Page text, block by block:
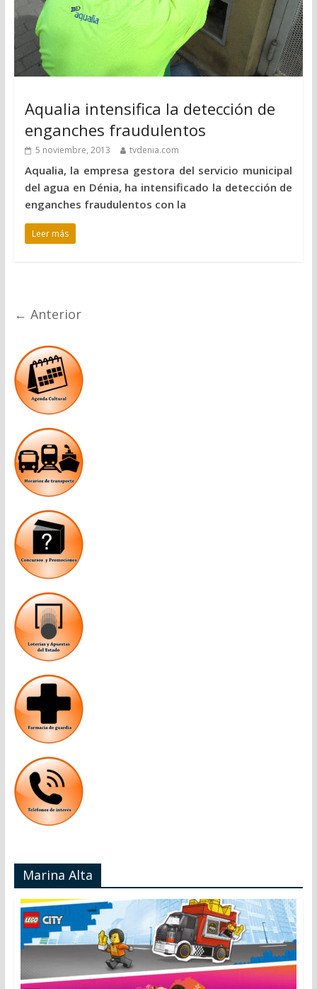
Aqualia intensifica la detección de
enganches fraudulentos
5 noviembre, 2013 tvdenia.com
Aqualia, la empresa gestora del servicio municipal
del agua en Dénia, ha intensificado la detección de
enganches fraudulentos con la
Leer más
← Anterior
Marina Alta